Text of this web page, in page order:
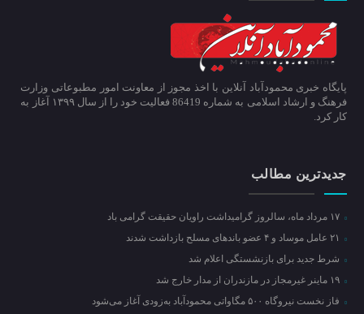
پایگاه خبری محمودآباد آنلاین با اخذ مجوز از معاونت امور مطبوعاتی وزارت
فرهنگ و ارشاد اسلامی به شماره 86419 فعالیت خود را از سال ۱۳۹۹ آغاز به
کار کرد.
جدیدترین مطالب
۱۷ مرداد ماه، سالروز گرامیداشت راویان حقیقت گرامی باد
شرط جدید برای بازنشستگی اعلام شد
۱۹ ماینر غیرمجاز در مازندران از مدار خارج شد
فاز نخست نیروگاه ۵۰۰ مگاواتی محمودآباد به‌زودی آغاز می‌شود